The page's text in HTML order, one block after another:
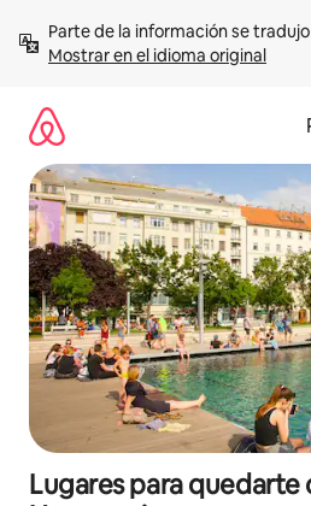
contenidoMostrar en el idioma original
Lugares para quedarte